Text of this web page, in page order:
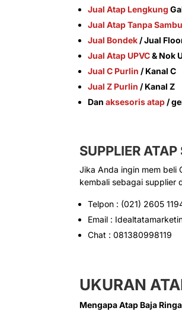
Jual Atap Lengkung
Jual Atap Tanpa
Jual Bondek / Jual
Jual Atap UPVC& Nok
Jual C Purlin / Kanal C
Jual Z Purlin / Kanal Z
Danaksesoris atap /
SUPPLIERATAP
Jika Anda ingin mem beli
kembali sebagai supplier
Telpon : (021) 2605
Email :
Chat : 081380998119
UKURAN
Mengapa Atap Baja